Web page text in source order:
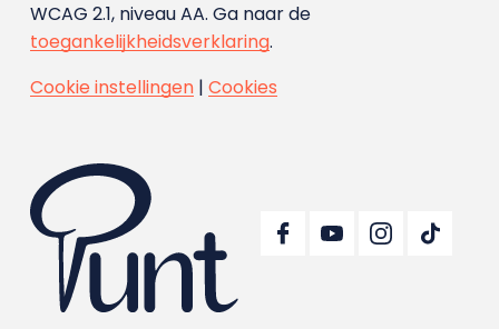
WCAG 2.1, niveau AA. Ga naar de
toegankelijkheidsverklaring.
Cookie instellingen| Cookies